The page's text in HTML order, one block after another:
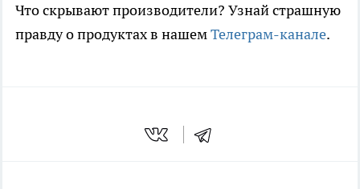
Что скрывают производители? Узнай страшную
правду о продуктах в нашемТелеграм-канале.